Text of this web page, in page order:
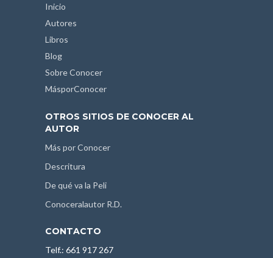
Inicio
Autores
Libros
Blog
Sobre Conocer
MásporConocer
OTROS SITIOS DE CONOCER AL
AUTOR
Más por Conocer
Descritura
De qué va la Peli
Conoceralautor R.D.
CONTACTO
Telf.: 661 917 267